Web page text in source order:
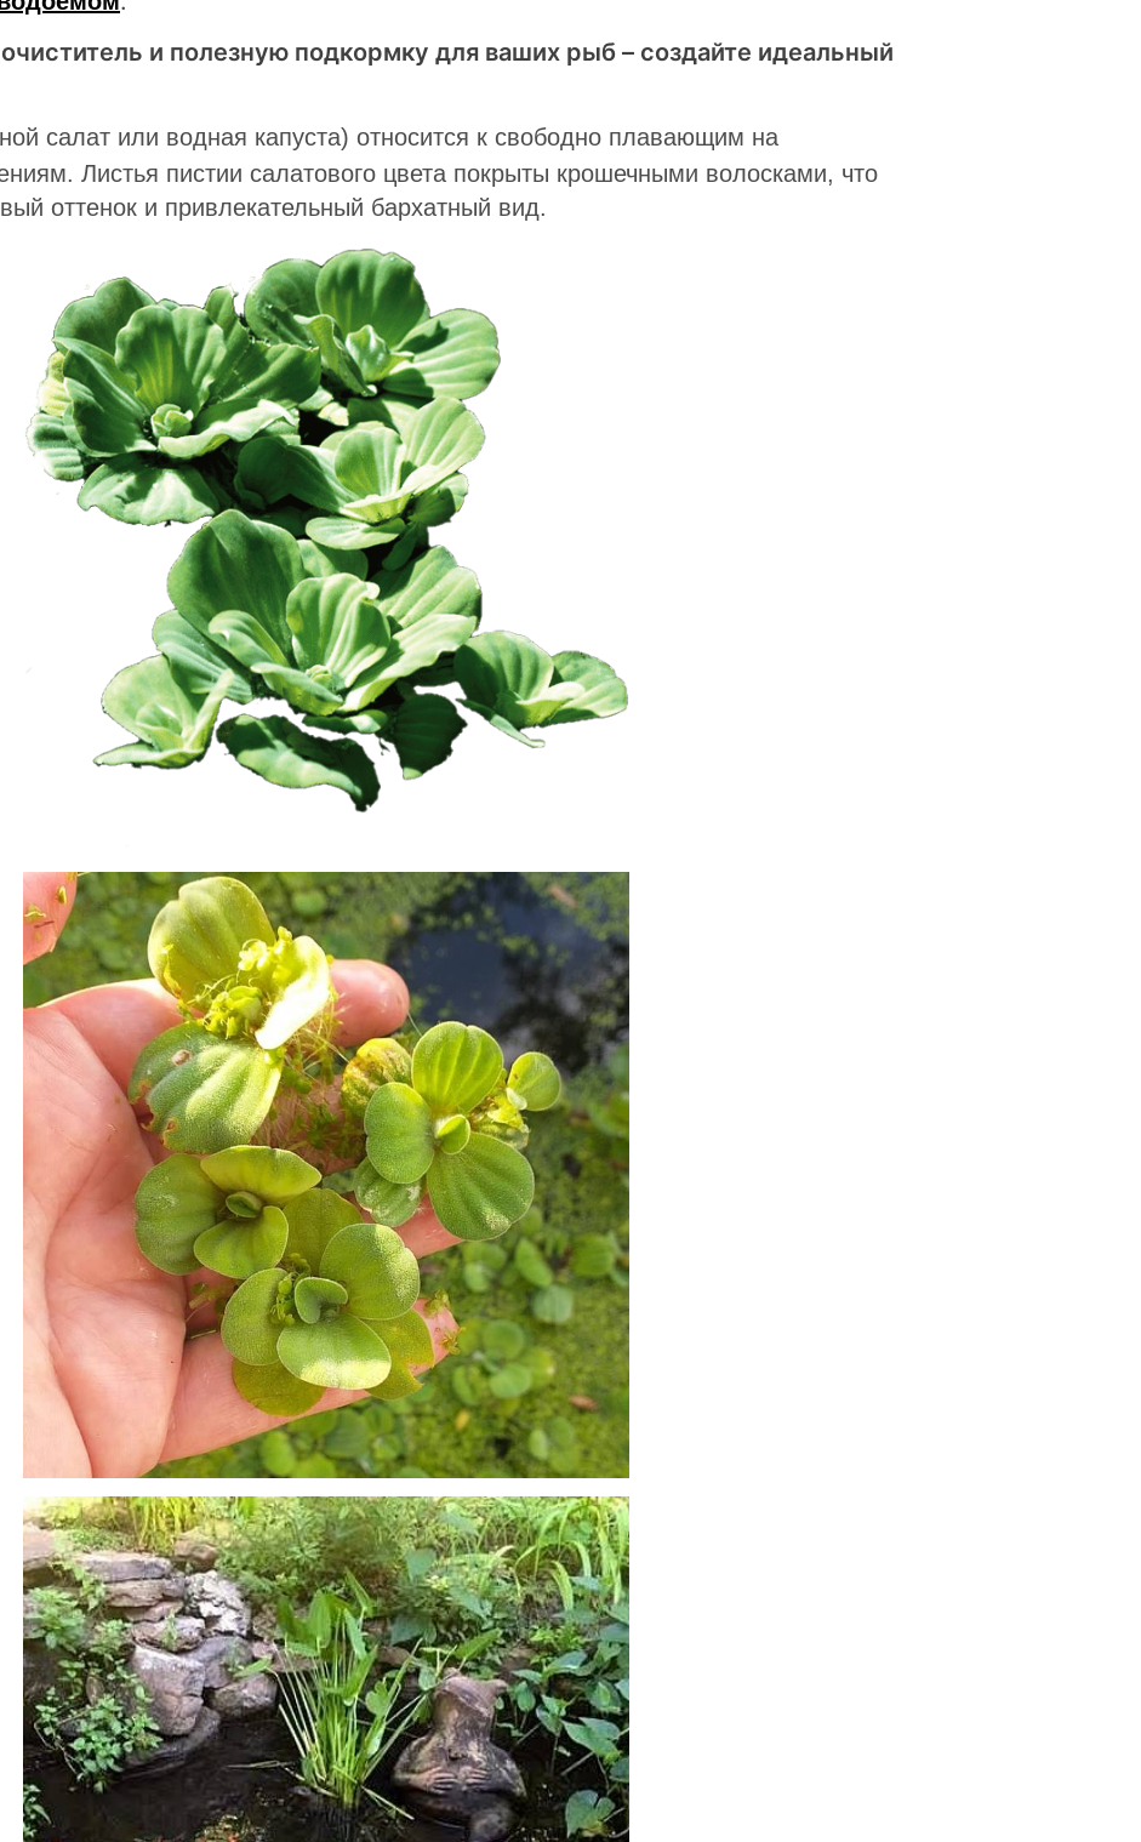
и полезную подкормку для ваших рыб – создайте идеальный
салат или водная капуста) относится к свободно плавающим на
Листья пистии салатового цвета покрыты крошечными волосками, что
оттенок и привлекательный бархатный вид.